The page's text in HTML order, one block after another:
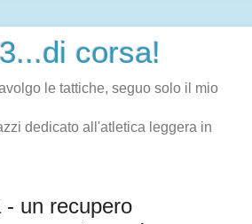
corsa!
le tattiche, seguo solo il mio
dedicato all'atletica leggera in
- un recupero